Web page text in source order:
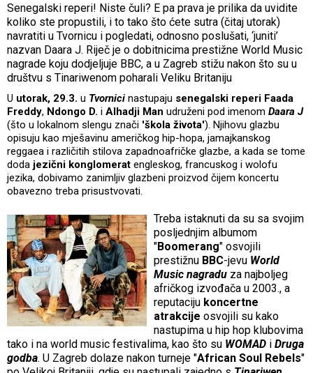
Senegalski reperi! Niste čuli? E pa prava je prilika da uvidite
koliko ste propustili, i to tako što ćete sutra (čitaj utorak)
navratiti u Tvornicu i pogledati, odnosno poslušati, ‘juniti’
nazvan Daara J. Riječ je o dobitnicima prestižne World Music
nagrade koju dodjeljuje BBC, a u Zagreb stižu nakon što su u
društvu s Tinariwenom poharali Veliku Britaniju
U utorak, 29.3. u Tvornici nastupaju senegalski reperi Faada
Freddy, Ndongo D. i Alhadji Man udruženi pod imenom Daara J
(što u lokalnom slengu znači 'škola života'). Njihovu glazbu
opisuju kao mješavinu američkog hip-hopa, jamajkanskog
reggaea i različitih stilova zapadnoafričke glazbe, a kada se tome
doda jezični konglomerat engleskog, francuskog i wolofu
jezika, dobivamo zanimljiv glazbeni proizvod čijem koncertu
obavezno treba prisustvovati.
Treba istaknuti da su sa svojim
posljednjim albumom
"Boomerang" osvojili
prestižnu BBC-jevu World
Music nagradu za najboljeg
afričkog izvođača u 2003., a
reputaciju koncertne
atrakcije osvojili su kako
nastupima u hip hop klubovima
tako i na world music festivalima, kao što su WOMAD i Druga
godba. U Zagreb dolaze nakon turneje "African Soul Rebels"